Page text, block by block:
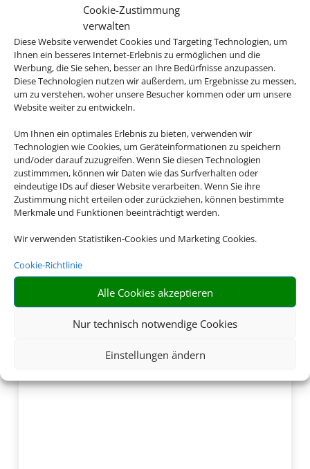
Cookie-Zustimmung
verwalten
Diese Website verwendet Cookies und Targeting Technologien, um
Ihnen ein besseres Internet-Erlebnis zu ermöglichen und die
Werbung, die Sie sehen, besser an Ihre Bedürfnisse anzupassen.
Diese Technologien nutzen wir außerdem, um Ergebnisse zu messen,
um zu verstehen, woher unsere Besucher kommen oder um unsere
Website weiter zu entwickeln.
Um Ihnen ein optimales Erlebnis zu bieten, verwenden wir
Technologien wie Cookies, um Geräteinformationen zu speichern
und/oder darauf zuzugreifen. Wenn Sie diesen Technologien
zustimmmen, können wir Daten wie das Surfverhalten oder
eindeutige IDs auf dieser Website verarbeiten. Wenn Sie ihre
Zustimmung nicht erteilen oder zurückziehen, können bestimmte
Merkmale und Funktionen beeinträchtigt werden.
Wir verwenden Statistiken-Cookies und Marketing Cookies.
Cookie-Richtlinie
Alle Cookies akzeptieren
Nur technisch notwendige Cookies
Einstellungen ändern
ab 770 € (p.P.)
Buchen Sie jetzt Ihren
Urlaub in Dubai